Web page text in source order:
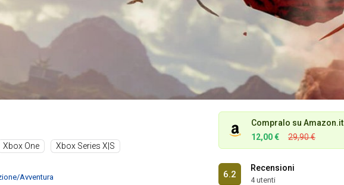
Xbox One Xbox Series X|S
Avventura
Compralo su Amazon.it
12,00 €
29,90 €
6.2
Recensioni
4 utenti